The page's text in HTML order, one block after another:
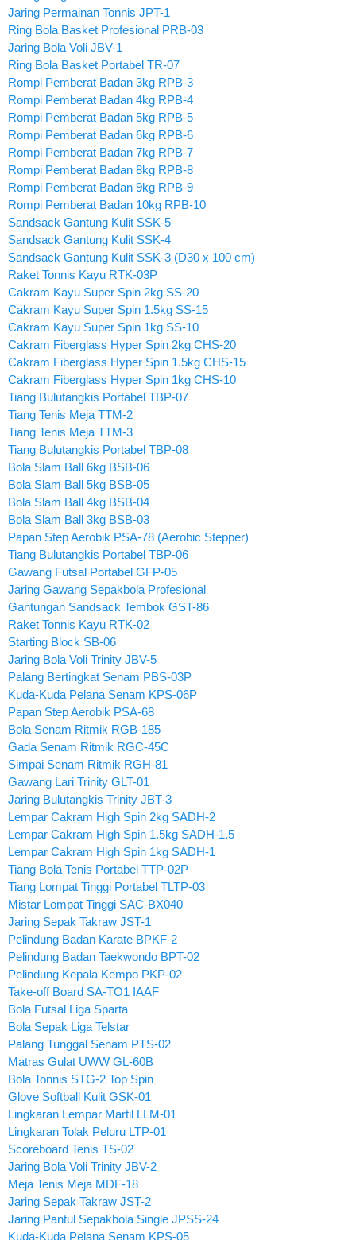
Jaring Permainan Tonnis JPT-1
Ring Bola Basket Profesional PRB-03
Jaring Bola Voli JBV-1
Ring Bola Basket Portabel TR-07
Rompi Pemberat Badan 3kg RPB-3
Rompi Pemberat Badan 4kg RPB-4
Rompi Pemberat Badan 5kg RPB-5
Rompi Pemberat Badan 6kg RPB-6
Rompi Pemberat Badan 7kg RPB-7
Rompi Pemberat Badan 8kg RPB-8
Rompi Pemberat Badan 9kg RPB-9
Rompi Pemberat Badan 10kg RPB-10
Sandsack Gantung Kulit SSK-5
Sandsack Gantung Kulit SSK-4
Sandsack Gantung Kulit SSK-3 (D30 x 100 cm)
Raket Tonnis Kayu RTK-03P
Cakram Kayu Super Spin 2kg SS-20
Cakram Kayu Super Spin 1.5kg SS-15
Cakram Kayu Super Spin 1kg SS-10
Cakram Fiberglass Hyper Spin 2kg CHS-20
Cakram Fiberglass Hyper Spin 1.5kg CHS-15
Cakram Fiberglass Hyper Spin 1kg CHS-10
Tiang Bulutangkis Portabel TBP-07
Tiang Tenis Meja TTM-2
Tiang Tenis Meja TTM-3
Tiang Bulutangkis Portabel TBP-08
Bola Slam Ball 6kg BSB-06
Bola Slam Ball 5kg BSB-05
Bola Slam Ball 4kg BSB-04
Bola Slam Ball 3kg BSB-03
Papan Step Aerobik PSA-78 (Aerobic Stepper)
Tiang Bulutangkis Portabel TBP-06
Gawang Futsal Portabel GFP-05
Jaring Gawang Sepakbola Profesional
Gantungan Sandsack Tembok GST-86
Raket Tonnis Kayu RTK-02
Starting Block SB-06
Jaring Bola Voli Trinity JBV-5
Palang Bertingkat Senam PBS-03P
Kuda-Kuda Pelana Senam KPS-06P
Papan Step Aerobik PSA-68
Bola Senam Ritmik RGB-185
Gada Senam Ritmik RGC-45C
Simpai Senam Ritmik RGH-81
Gawang Lari Trinity GLT-01
Jaring Bulutangkis Trinity JBT-3
Lempar Cakram High Spin 2kg SADH-2
Lempar Cakram High Spin 1.5kg SADH-1.5
Lempar Cakram High Spin 1kg SADH-1
Tiang Bola Tenis Portabel TTP-02P
Tiang Lompat Tinggi Portabel TLTP-03
Mistar Lompat Tinggi SAC-BX040
Jaring Sepak Takraw JST-1
Pelindung Badan Karate BPKF-2
Pelindung Badan Taekwondo BPT-02
Pelindung Kepala Kempo PKP-02
Take-off Board SA-TO1 IAAF
Bola Futsal Liga Sparta
Bola Sepak Liga Telstar
Palang Tunggal Senam PTS-02
Matras Gulat UWW GL-60B
Bola Tonnis STG-2 Top Spin
Glove Softball Kulit GSK-01
Lingkaran Lempar Martil LLM-01
Lingkaran Tolak Peluru LTP-01
Scoreboard Tenis TS-02
Jaring Bola Voli Trinity JBV-2
Meja Tenis Meja MDF-18
Jaring Sepak Takraw JST-2
Jaring Pantul Sepakbola Single JPSS-24
Kuda-Kuda Pelana Senam KPS-05